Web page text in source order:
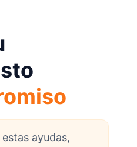
ayudas,